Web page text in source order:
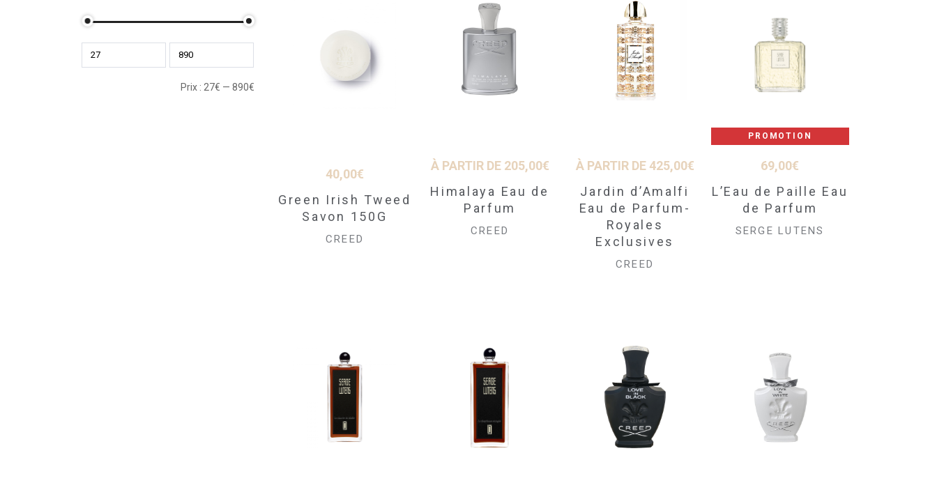
40,00€
Green Irish Tweed
Savon 150G
CREED
À PARTIR DE 205,00€
Himalaya Eau de
Parfum
CREED
À PARTIR DE 425,00€
Jardin d’Amalfi
Eau de Parfum-
Royales
Exclusives
CREED
PROMOTION
69,00€
L’Eau de Paille Eau
de Parfum
SERGE LUTENS
Prix : 27€ — 890€